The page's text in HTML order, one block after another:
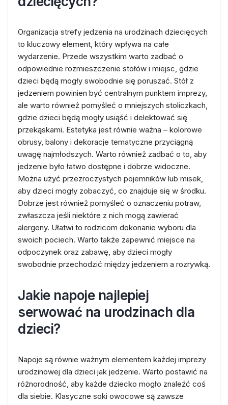
Organizacja strefy jedzenia na urodzinach dziecięcych
to kluczowy element, który wpływa na całe
wydarzenie. Przede wszystkim warto zadbać o
odpowiednie rozmieszczenie stołów i miejsc, gdzie
dzieci będą mogły swobodnie się poruszać. Stół z
jedzeniem powinien być centralnym punktem imprezy,
ale warto również pomyśleć o mniejszych stoliczkach,
gdzie dzieci będą mogły usiąść i delektować się
przekąskami. Estetyka jest równie ważna – kolorowe
obrusy, balony i dekoracje tematyczne przyciągną
uwagę najmłodszych. Warto również zadbać o to, aby
jedzenie było łatwo dostępne i dobrze widoczne.
Można użyć przezroczystych pojemników lub misek,
aby dzieci mogły zobaczyć, co znajduje się w środku.
Dobrze jest również pomyśleć o oznaczeniu potraw,
zwłaszcza jeśli niektóre z nich mogą zawierać
alergeny. Ułatwi to rodzicom dokonanie wyboru dla
swoich pociech. Warto także zapewnić miejsce na
odpoczynek oraz zabawę, aby dzieci mogły
swobodnie przechodzić między jedzeniem a rozrywką.
Jakie napoje najlepiej
serwować na urodzinach dla
dzieci?
Napoje są równie ważnym elementem każdej imprezy
urodzinowej dla dzieci jak jedzenie. Warto postawić na
różnorodność, aby każde dziecko mogło znaleźć coś
dla siebie. Klasyczne soki owocowe są zawsze